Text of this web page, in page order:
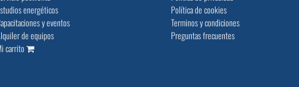
energéticos
y eventos
de equipos
carrito
Política de cookies
Terminos y condiciones
Preguntas frecuentes